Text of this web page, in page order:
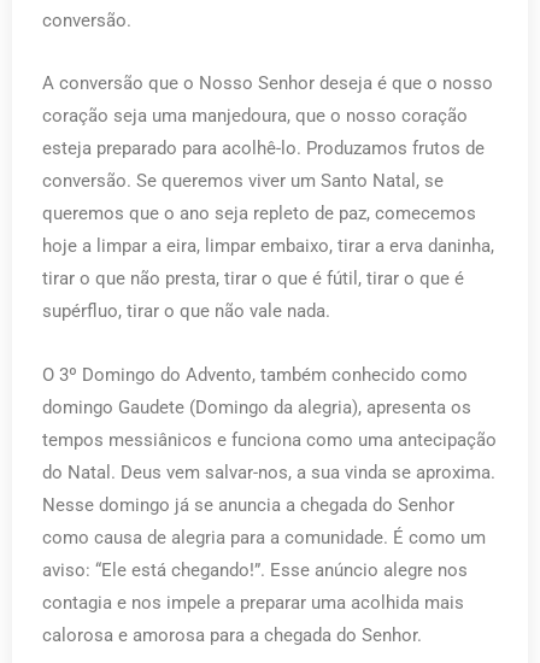
conversão.
A conversão que o Nosso Senhor deseja é que o nosso
coração seja uma manjedoura, que o nosso coração
esteja preparado para acolhê-lo. Produzamos frutos de
conversão. Se queremos viver um Santo Natal, se
queremos que o ano seja repleto de paz, comecemos
hoje a limpar a eira, limpar embaixo, tirar a erva daninha,
tirar o que não presta, tirar o que é fútil, tirar o que é
supérfluo, tirar o que não vale nada.
O 3º Domingo do Advento, também conhecido como
domingo Gaudete (Domingo da alegria), apresenta os
tempos messiânicos e funciona como uma antecipação
do Natal. Deus vem salvar-nos, a sua vinda se aproxima.
Nesse domingo já se anuncia a chegada do Senhor
como causa de alegria para a comunidade. É como um
aviso: “Ele está chegando!”. Esse anúncio alegre nos
contagia e nos impele a preparar uma acolhida mais
calorosa e amorosa para a chegada do Senhor.